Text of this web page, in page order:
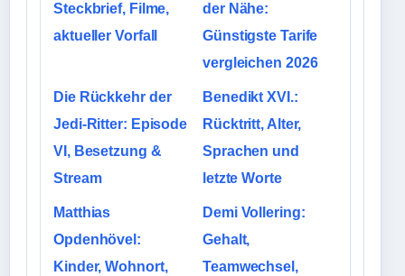
Steckbrief, Filme,
aktueller Vorfall
der Nähe:
Günstigste Tarife
vergleichen 2026
Die Rückkehr der
Jedi-Ritter: Episode
VI, Besetzung &
Stream
Benedikt XVI.:
Rücktritt, Alter,
Sprachen und
letzte Worte
Matthias
Opdenhövel:
Kinder, Wohnort,
Demi Vollering:
Gehalt,
Teamwechsel,